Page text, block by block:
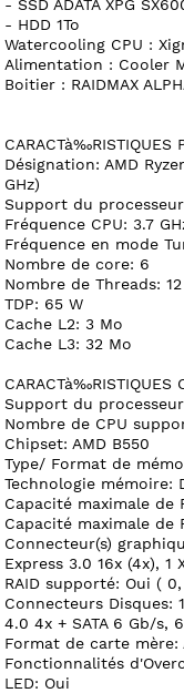
- SSD ADATA XPG
- HDD 1To
Watercooling CPU :
Alimentation : Cooler
Boitier : RAIDMAX
CARACTà‰RISTIQUES
Désignation: AMD
GHz)
Support du
Fréquence CPU: 3.7
Fréquence en mode
Nombre de core: 6
Nombre de Threads: 12
TDP: 65 W
Cache L2: 3 Mo
Cache L3: 32 Mo
CARACTà‰RISTIQUES
Support du
Nombre de CPU
Chipset: AMD B550
Type/ Format de
Technologie mémoire:
Capacité maximale de
Capacité maximale de
Connecteur(s)
Express 3.0 16x (4x), 1
RAID supporté: Oui ( 0,
Connecteurs Disques:
4.0 4x + SATA 6 Gb/s,
Format de carte mère:
Fonctionnalités
LED: Oui